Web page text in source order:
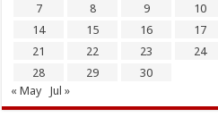
7
8 9 10
14
15 16 17
21
22 23 24
28
29
30
« May
Jul »